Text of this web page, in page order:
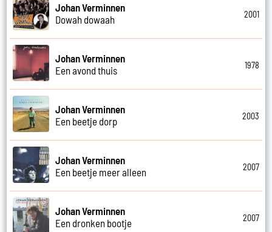
Johan Verminnen
Dowah dowaah
2001
Johan Verminnen
Een avond thuis
1978
Johan Verminnen
Een beetje dorp
2003
Johan Verminnen
Een beetje meer alleen
2007
Johan Verminnen
Een dronken bootje
2007